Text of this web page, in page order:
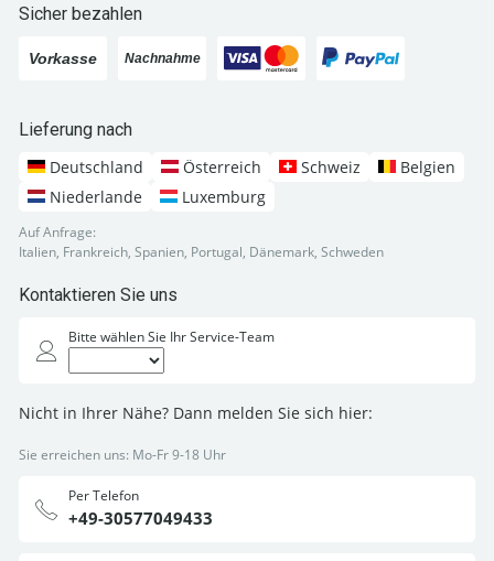
Sicher bezahlen
Lieferung nach
Deutschland
Österreich Schweiz
Belgien
Niederlande
Luxemburg
Auf Anfrage:
Italien, Frankreich, Spanien, Portugal, Dänemark, Schweden
Kontaktieren Sie uns
Bitte wählen Sie Ihr Service-Team
Nicht in Ihrer Nähe? Dann melden Sie sich hier:
Sie erreichen uns: Mo-Fr 9-18 Uhr
Per Telefon
+49-30577049433